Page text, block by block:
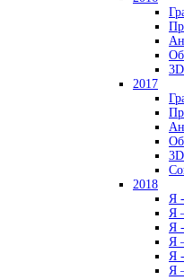
2017
2018
Я
Я
Я
Я
Я
Я